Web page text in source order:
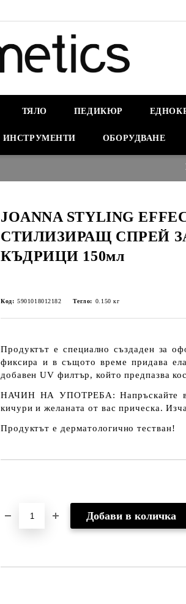
ТЯЛО ПЕДИКЮР
ИНСТРУМЕНТИ ОБОРУДВАНЕ
JOANNA STYLING
СТИЛИЗИРАЩ СПРЕЙ
КЪДРИЦИ 150мл
Код: 5901018012182 Тегло: 0.150 кг
Продуктът е специално създаден за
фиксира и в същото време придава
добавен UV филтър, който предпазва
НАЧИН НА УПОТРЕБА: Напръскайте
кичури и желаната от вас прическа.
Продуктът е дерматологично тестван!